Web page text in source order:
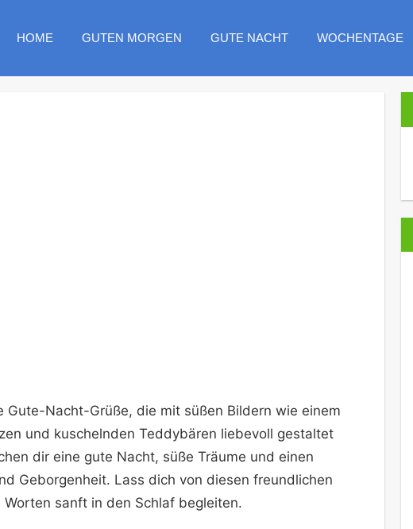
HOME GUTEN MORGEN GUTE NACHT WOCHENTAGE
Nacht-Grüße, die mit süßen Bildern wie einem
und kuschelnden Teddybären liebevoll gestaltet
dir eine gute Nacht, süße Träume und einen
Geborgenheit. Lass dich von diesen freundlichen
sanft in den Schlaf begleiten.